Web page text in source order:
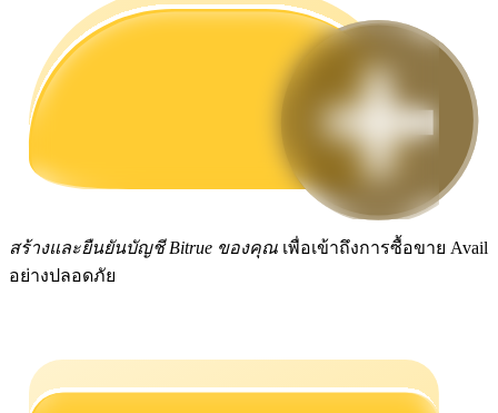
ได้รับ
สร้างและยืนยันบัญชี Bitrue ของคุณ เพื่อเข้าถึงการซื้อขาย Avail
อย่างปลอดภัย